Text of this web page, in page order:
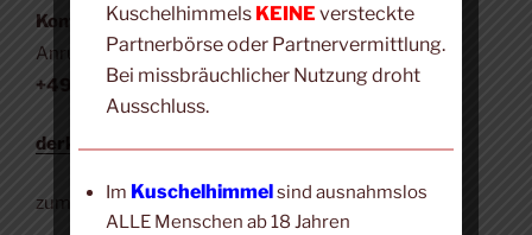
Kontakt:
Anruf, SMS, WhatsApp, Signal:
+49 (0) 171 423 4190
derkuschelhimmel@t-online.de
zum Impressum
Kuschelhimmels KEINE versteckte
Partnerbörse oder Partnervermittlung.
Bei missbräuchlicher Nutzung droht
Ausschluss.
Im Kuschelhimmelsind ausnahmslos
ALLE Menschen ab 18 Jahren